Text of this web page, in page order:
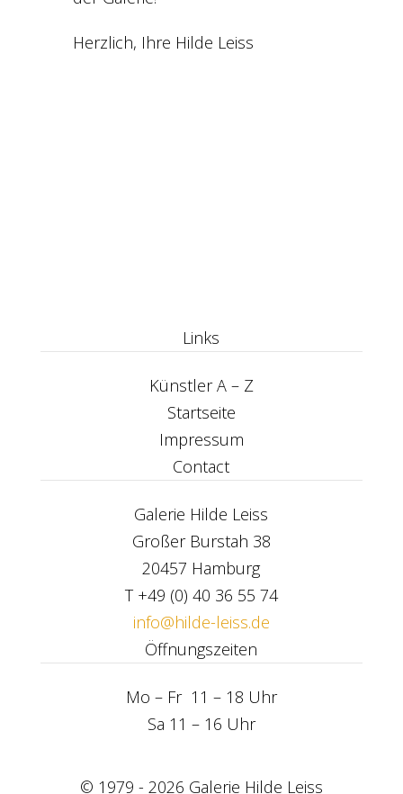
Herzlich, Ihre Hilde Leiss
Links
Künstler A – Z
Startseite
Impressum
Contact
Galerie Hilde Leiss
Großer Burstah 38
20457 Hamburg
T +49 (0) 40 36 55 74
info@hilde-leiss.de
Öffnungszeiten
Mo – Fr 11 – 18 Uhr
Sa 11 – 16 Uhr
© 1979 - 2026 Galerie Hilde Leiss